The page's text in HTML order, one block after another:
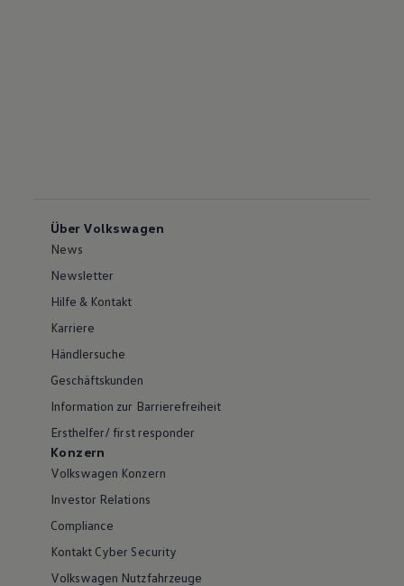
Über Volkswagen
News
Newsletter
Hilfe & Kontakt
Karriere
Händlersuche
Geschäftskunden
Information zur Barrierefreiheit
Ersthelfer/ first responder
Konzern
Volkswagen Konzern
Investor Relations
Compliance
Kontakt Cyber Security
Volkswagen Nutzfahrzeuge